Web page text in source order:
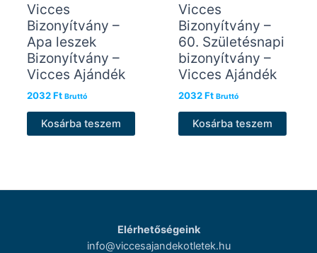
Vicces
Bizonyítvány –
Apa leszek
Bizonyítvány –
Vicces Ajándék
2032Ft Bruttó
Kosárba teszem
Vicces
Bizonyítvány –
60. Születésnapi
bizonyítvány –
Vicces Ajándék
2032Ft Bruttó
Kosárba teszem
Elérhetőségeink
info@viccesajandekotletek.hu